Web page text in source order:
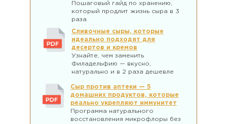
Пошаговый гайд по хранению,
который продлит жизнь сыра в 3
раза
Сливочные сыры, которые
идеально подходят для
десертов и кремов
Узнайте, чем заменить
Филадельфию — вкусно,
натурально и в 2 раза дешевле
Сыр против аптеки — 5
домашних продуктов, которые
реально укрепляют иммунитет
Программа натурального
восстановления микрофлоры без